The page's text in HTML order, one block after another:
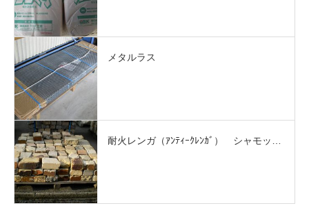
メタルラス
耐火レンガ（ｱﾝﾃｨｰｸﾚﾝｶﾞ） シャモッ…